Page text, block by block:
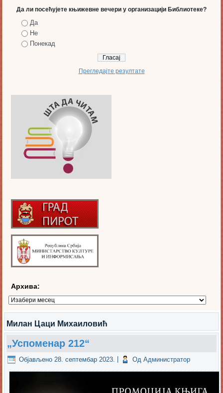
Да ли посећујете књижевне вечери у организацији Библиотеке?
Да
Не
Понекад
Прегледајте резултате
Архива:
Архива:
Милан Цаци Михаиловић
„Успоменар 212“
Објављено 28. септембар 2023. Од Администратор